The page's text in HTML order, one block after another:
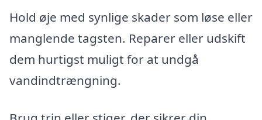
Hold øje med synlige skader som løse eller
manglende tagsten. Reparer eller udskift
dem hurtigst muligt for at undgå
vandindtrængning.